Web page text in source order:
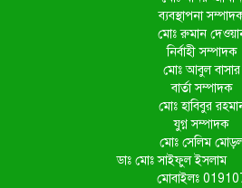
ব্যবস্থাপনা
মোঃ রুমান
নির্বাহী সম্পাদক
মোঃ আবুল বাসার
বার্তা সম্পাদক
মোঃ হাবিবুর
যুগ্ন সম্পাদক
মোঃ সেলিম
ডাঃ মোঃ সাইফুল ইসলাম
মোবাইলঃ